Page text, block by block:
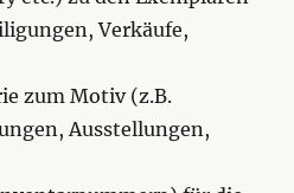
Verkäufe,
zum Motiv (z.B.
Ausstellungen,